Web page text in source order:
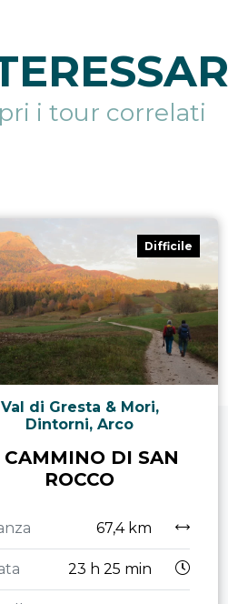
i tour correlati
Difficile
Val di Gresta & Mori,
Dintorni, Arco
CAMMINO DI SAN
ROCCO
67,4 km
23 h 25 min